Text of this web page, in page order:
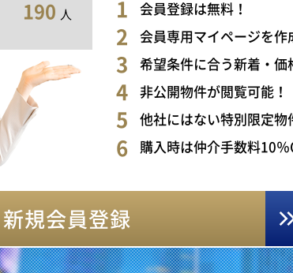
190 人
会員登録は無料！
会員専用マイページを作
希望条件に合う新着・価
非公開物件が閲覧可能！
他社にはない特別限定物
購入時は仲介手数料10％
新規会員登録